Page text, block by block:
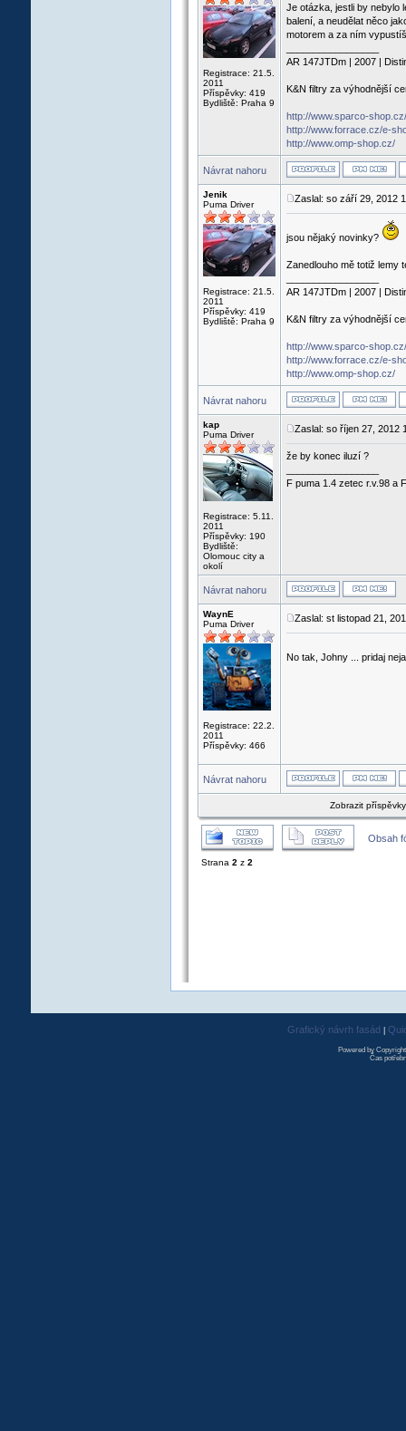
Registrace: 21.5.
2011
Příspěvky: 419
Bydliště: Praha 9
Je otázka, jestli by nebylo
balení, a neudělat něco
motorem a za ním
AR 147JTDm | 2007 |
K&N filtry za výhodnější
http://www.sparco-shop.cz/
http://www.forrace.cz/e-
http://www.omp-shop.cz/
Návrat nahoru
Jenik
Puma Driver
Registrace: 21.5.
2011
Příspěvky: 419
Bydliště: Praha 9
Zaslal: so září 29, 2012
jsou nějaký novinky?
Zanedlouho mě totiž lemy
AR 147JTDm | 2007 |
K&N filtry za výhodnější
http://www.sparco-shop.cz/
http://www.forrace.cz/e-
http://www.omp-shop.cz/
Návrat nahoru
kap
Puma Driver
Registrace: 5.11.
2011
Příspěvky: 190
Bydliště:
Olomouc city a
okolí
Zaslal: so říjen 27, 2012
že by konec iluzí ?
F puma 1.4 zetec r.v.98 a
Návrat nahoru
WaynE
Puma Driver
Registrace: 22.2.
2011
Příspěvky: 466
Zaslal: st listopad 21,
No tak, Johny ... pridaj
Návrat nahoru
Zobrazit
Obsah
Strana 2 z 2
Grafický návrh fasád
Powered by
Čas